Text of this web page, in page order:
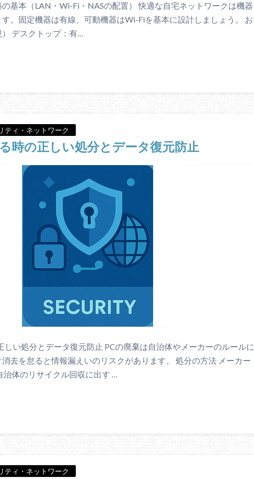
基本（LAN・Wi-Fi・NASの配置） 快適な自宅ネットワークは機器
。固定機器は有線、可動機器はWi-Fiを基本に設計しましょう。 お
デスクトップ：有…
ティ・ネットワーク
時の正しい処分とデータ復元防止
しい処分とデータ復元防止 PCの廃棄は自治体やメーカーのルールに
去を怠ると情報漏えいのリスクがあります。 処分の方法 メーカー
治体のリサイクル回収に出す …
ティ・ネットワーク